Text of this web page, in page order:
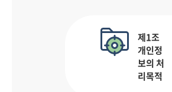
제1조
개인정
보의 처
리목적